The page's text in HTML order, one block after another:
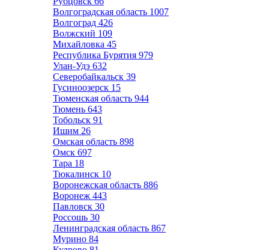
Волгоградская область 1007
Волгоград 426
Волжский 109
Михайловка 45
Республика Бурятия 979
Улан-Удэ 632
Северобайкальск 39
Гусиноозерск 15
Тюменская область 944
Тюмень 643
Тобольск 91
Ишим 26
Омская область 898
Омск 697
Тара 18
Тюкалинск 10
Воронежская область 886
Воронеж 443
Павловск 30
Россошь 30
Ленинградская область 867
Мурино 84